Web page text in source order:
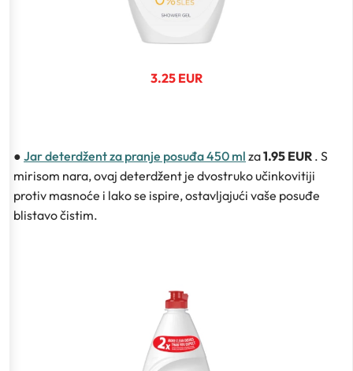
3.25 EUR
● Jar deterdžent za pranje posuđa 450 ml za1.95 EUR . S
mirisom nara, ovaj deterdžent je dvostruko učinkovitiji
protiv masnoće i lako se ispire, ostavljajući vaše posuđe
blistavo čistim.